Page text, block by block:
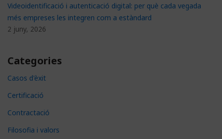
Videoidentificació i autenticació digital: per què cada vegada
més empreses les integren com a estàndard
2 juny, 2026
Categories
Casos d'èxit
Certificació
Contractació
Filosofia i valors